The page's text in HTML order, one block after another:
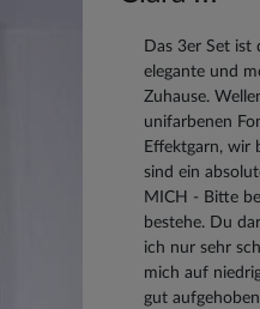
Das 3er Set ist
elegante und
Zuhause.
unifarbenen
Effektgarn, wir
sind ein
MICH - Bitte
bestehe. Du
ich nur sehr
mich auf
gut